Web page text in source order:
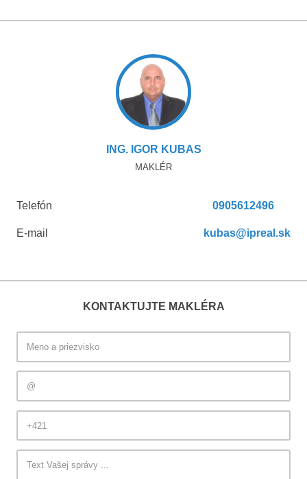
ING. IGOR KUBAS
MAKLÉR
Telefón 0905612496
E-mail kubas@ipreal.sk
KONTAKTUJTE MAKLÉRA